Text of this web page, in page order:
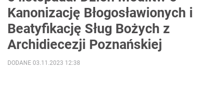
Kanonizację Błogosławionych i
Beatyfikację Sług Bożych z
Archidiecezji Poznańskiej
DODANE 03.11.2023 12:38